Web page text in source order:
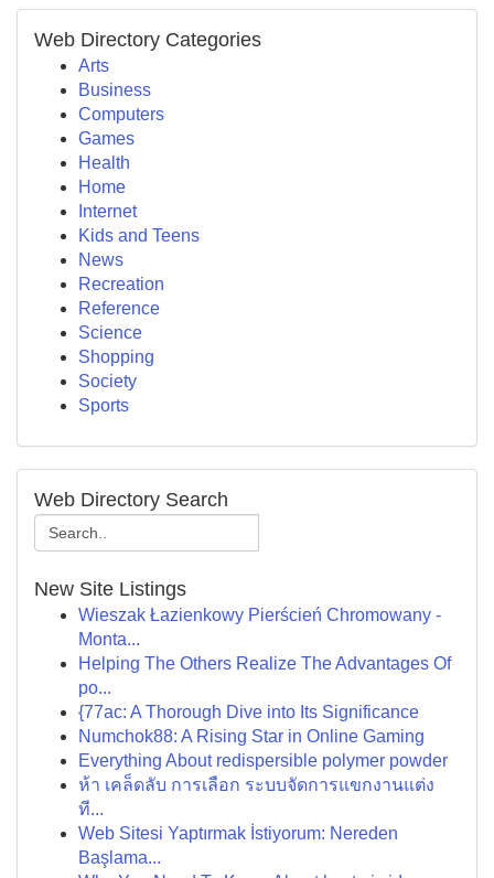
Web Directory Categories
Arts
Business
Computers
Games
Health
Home
Internet
Kids and Teens
News
Recreation
Reference
Science
Shopping
Society
Sports
Web Directory Search
New Site Listings
Wieszak Łazienkowy Pierścień Chromowany -
Monta...
Helping The Others Realize The Advantages Of
po...
{77ac: A Thorough Dive into Its Significance
Numchok88: A Rising Star in Online Gaming
Everything About redispersible polymer powder
ห้า เคล็ดลับ การเลือก ระบบจัดการแขกงานแต่ง
ที...
Web Sitesi Yaptırmak İstiyorum: Nereden
Başlama...